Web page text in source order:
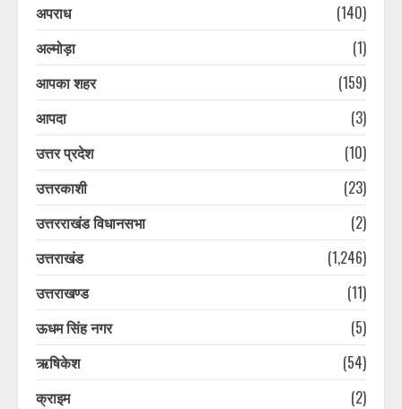
अपराध
(140)
अल्मोड़ा
(1)
आपका शहर
(159)
आपदा
(3)
उत्तर प्रदेश
(10)
उत्तरकाशी
(23)
उत्तरराखंड विधानसभा
(2)
उत्तराखंड
(1,246)
उत्तराखण्ड
(11)
ऊधम सिंह नगर
(5)
ऋषिकेश
(54)
क्राइम
(2)